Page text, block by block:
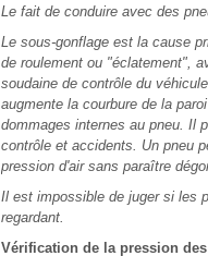
Le fait de conduire avec des
Le sous-gonflage est la cause
de roulement ou "éclatement",
soudaine de contrôle du
augmente la courbure de la
dommages internes au pneu. Il
contrôle et accidents. Un pneu
pression d'air sans paraître
Il est impossible de juger si les
regardant.
Vérification de la pression